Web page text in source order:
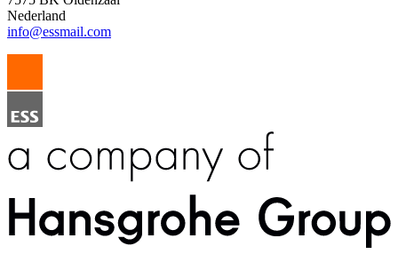
Nederland
info@essmail.com